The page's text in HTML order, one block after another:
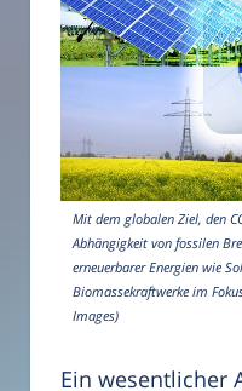
Mit dem globalen Ziel, den
Abhängigkeit von fossilen
erneuerbarer Energien wie
Biomassekraftwerke im
Images)
Ein wesentlicher